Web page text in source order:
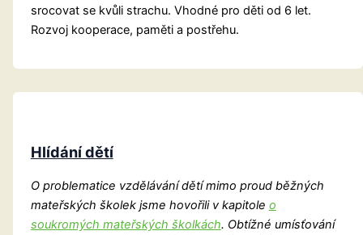
srocovat se kvůli strachu. Vhodné pro děti od 6 let.
Rozvoj kooperace, paměti a postřehu.
Hlídání dětí
O problematice vzdělávání dětí mimo proud běžných
mateřských školek jsme hovořili v kapitole o
soukromých mateřských školkách. Obtížné umísťování